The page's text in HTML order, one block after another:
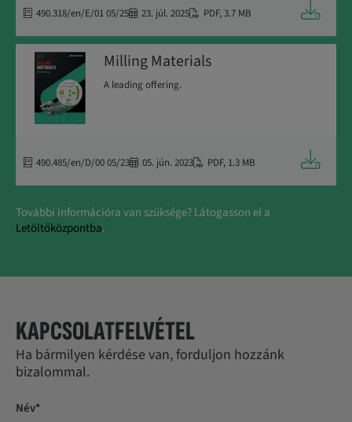
490.318/en/E/01 05/25 23. júl. 2025 PDF,3.7 MB Letöltés
Milling Materials
A leading offering.
490.485/en/D/00 05/23 05. jún. 2023 PDF, 1.3 MB Letöltés
További információra van szüksége? Látogasson el a
Letöltőközpontba.
KAPCSOLATFELVÉTEL
Ha bármilyen kérdése van, forduljon hozzánk
bizalommal.
Név*